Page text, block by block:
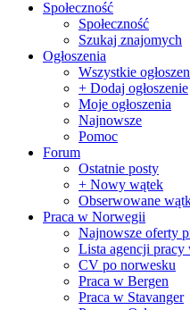
Społeczność
Społeczność
Szukaj znajomych
Ogłoszenia
Wszystkie
+ Dodaj ogłoszenie
Moje ogłoszenia
Najnowsze
Pomoc
Forum
Ostatnie posty
+ Nowy wątek
Obserwowane
Praca w Norwegii
Najnowsze oferty
Lista agencji
CV po norwesku
Praca w Bergen
Praca w Stavanger